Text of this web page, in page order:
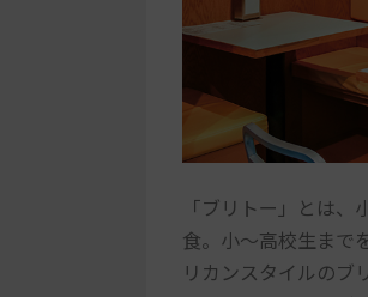
「ブリトー」とは
食。小～高校生まで
リカンスタイルのブ